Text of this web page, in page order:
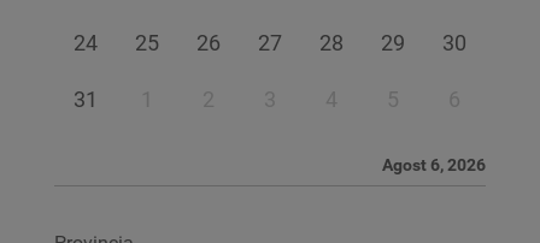
24 25 26 27 28 29 30
31 1 2 3 4 5 6
Agost 6, 2026